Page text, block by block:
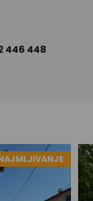
446 448